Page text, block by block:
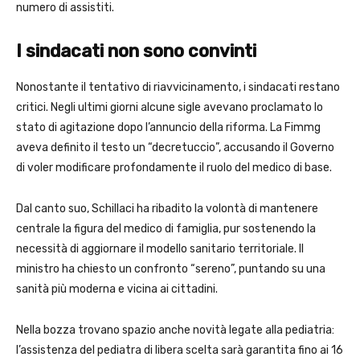
numero di assistiti.
I sindacati non sono convinti
Nonostante il tentativo di riavvicinamento, i sindacati restano
critici. Negli ultimi giorni alcune sigle avevano proclamato lo
stato di agitazione dopo l’annuncio della riforma. La Fimmg
aveva definito il testo un “decretuccio”, accusando il Governo
di voler modificare profondamente il ruolo del medico di base.
Dal canto suo, Schillaci ha ribadito la volontà di mantenere
centrale la figura del medico di famiglia, pur sostenendo la
necessità di aggiornare il modello sanitario territoriale. Il
ministro ha chiesto un confronto “sereno”, puntando su una
sanità più moderna e vicina ai cittadini.
Nella bozza trovano spazio anche novità legate alla pediatria:
l’assistenza del pediatra di libera scelta sarà garantita fino ai 16